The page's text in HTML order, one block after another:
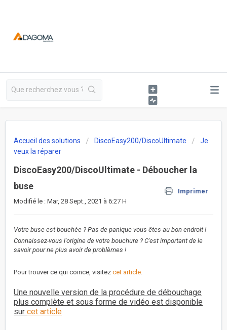
Accueil des solutions DiscoEasy200/DiscoUltimate
Je
veux la réparer
DiscoEasy200/DiscoUltimate - Déboucher la
buse
Imprimer
Modifié le : Mar, 28 Sept., 2021 à 6:27 H
Votre buse est bouchée ? Pas de panique vous êtes au bon endroit !
Connaissez-vous l'origine de votre bouchure ? C'est important de le
savoir pour ne plus avoir de problèmes !
Pour trouver ce qui coince, visitez cet article.
Une nouvelle version de la procédure de débouchage
plus complète et sous forme de vidéo est disponible
sur cet article